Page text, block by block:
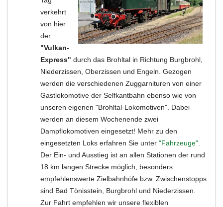
verkehrt
von hier
der
"Vulkan-
Express" durch das Brohltal in Richtung Burgbrohl,
Niederzissen, Oberzissen und Engeln. Gezogen
werden die verschiedenen Zuggarnituren von einer
Gastlokomotive der Selfkantbahn ebenso wie von
unseren eigenen "Brohltal-Lokomotiven". Dabei
werden an diesem Wochenende zwei
Dampflokomotiven eingesetzt! Mehr zu den
eingesetzten Loks erfahren Sie unter "Fahrzeuge"
Der Ein- und Ausstieg ist an allen Stationen der rund
18 km langen Strecke möglich, besonders
empfehlenswerte Zielbahnhöfe bzw. Zwischenstopps
sind Bad Tönisstein, Burgbrohl und Niederzissen.
Zur Fahrt empfehlen wir unsere flexiblen